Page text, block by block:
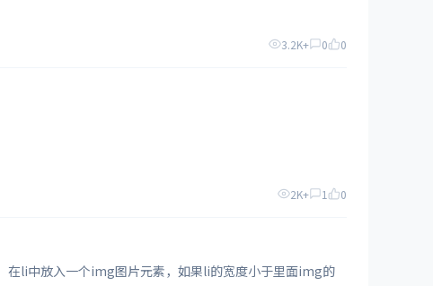
3.2K+ 0 0
2K+ 1 0